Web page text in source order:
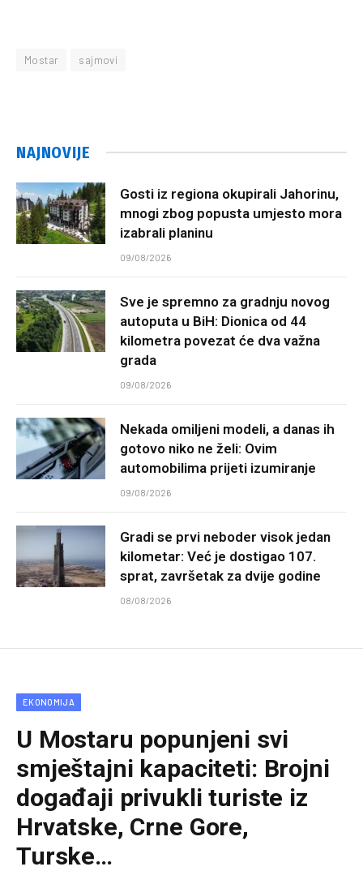
Mostar sajmovi
NAJNOVIJE
Gosti iz regiona okupirali Jahorinu,
mnogi zbog popusta umjesto mora
izabrali planinu
09/08/2026
Sve je spremno za gradnju novog
autoputa u BiH: Dionica od 44
kilometra povezat će dva važna
grada
09/08/2026
Nekada omiljeni modeli, a danas ih
gotovo niko ne želi: Ovim
automobilima prijeti izumiranje
09/08/2026
Gradi se prvi neboder visok jedan
kilometar: Već je dostigao 107.
sprat, završetak za dvije godine
08/08/2026
EKONOMIJA
U Mostaru popunjeni svi
smještajni kapaciteti: Brojni
događaji privukli turiste iz
Hrvatske, Crne Gore,
Turske…